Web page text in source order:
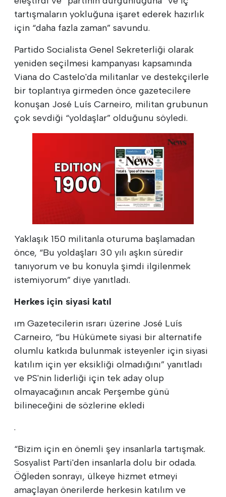
tartışmaların yokluğuna işaret ederek hazırlık
için “daha fazla zaman” savundu.
Partido Socialista Genel Sekreterliği olarak
yeniden seçilmesi kampanyası kapsamında
Viana do Castelo'da militanlar ve destekçilerle
bir toplantıya girmeden önce gazetecilere
konuşan José Luís Carneiro, militan grubunun
çok sevdiği “yoldaşlar” olduğunu söyledi.
Yaklaşık 150 militanla oturuma başlamadan
önce, “Bu yoldaşları 30 yılı aşkın süredir
tanıyorum ve bu konuyla şimdi ilgilenmek
istemiyorum” diye yanıtladı.
Herkes için siyasi katıl
ım Gazetecilerin ısrarı üzerine José Luís
Carneiro, “bu Hükümete siyasi bir alternatife
olumlu katkıda bulunmak isteyenler için siyasi
katılım için yer eksikliği olmadığını” yanıtladı
ve PS'nin liderliği için tek aday olup
olmayacağının ancak Perşembe günü
bilineceğini de sözlerine ekledi
.
“Bizim için en önemli şey insanlarla tartışmak.
Sosyalist Parti'den insanlarla dolu bir odada.
Öğleden sonrayı, ülkeye hizmet etmeyi
amaçlayan önerilerde herkesin katılım ve